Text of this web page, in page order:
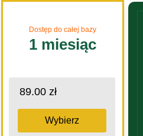
Dostęp do całej bazy
1 miesiąc
89.00 zł
Wybierz